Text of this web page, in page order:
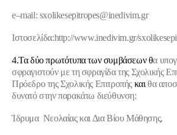
e–mail: sxolikesepitropes@inedivim.gr
Ιστοσελίδα:http://www.inedivim.gr/
4.Τα δύο πρωτότυπα των συμβάσεων θα
σφραγιστούν με τη σφραγίδα της Σχολικής
Πρόεδρο της Σχολικής Επιτροπής καιθα
δυνατόστην παρακάτω διεύθυνση:
Ίδρυμα Νεολαίας και Δια Βίου Μάθησης,